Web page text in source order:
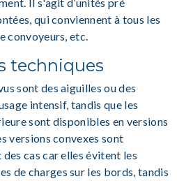
qui conviennent à tous les
convoyeurs, etc.
techniques
sont des aiguilles ou des
intensif, tandis que les
sont disponibles en versions
versions convexes sont
cas car elles évitent les
de charges sur les bords, tandis